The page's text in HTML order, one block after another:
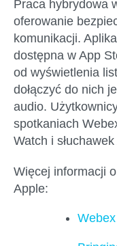
Praca hybrydowa
oferowanie
komunikacji.
dostępna w App
od wyświetlenia
dołączyć do nich
audio.
spotkaniach
Watch i
Więcej informacji
Apple: